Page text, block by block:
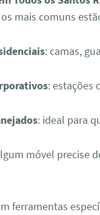
mais comuns
: camas,
: estações
: ideal para
móvel precise
ferramentas